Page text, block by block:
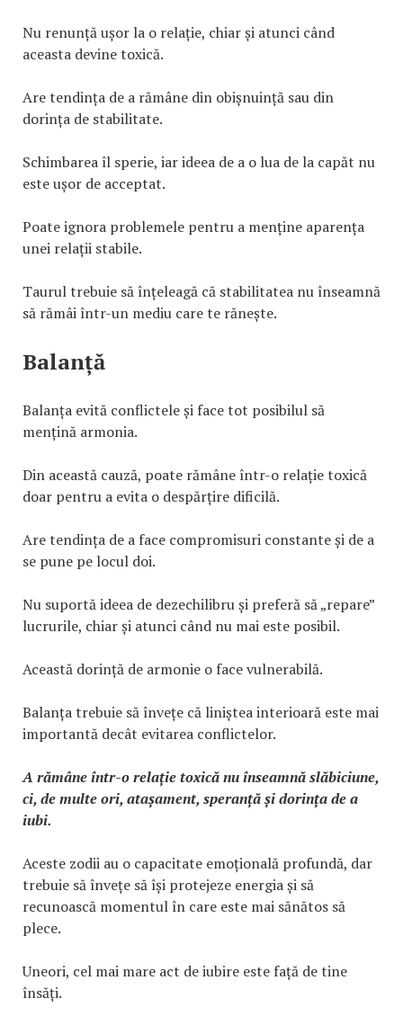
Nu renunță ușor la o relație, chiar și atunci când
aceasta devine toxică.
Are tendința de a rămâne din obișnuință sau din
dorința de stabilitate.
Schimbarea îl sperie, iar ideea de a o lua de la capăt nu
este ușor de acceptat.
Poate ignora problemele pentru a menține aparența
unei relații stabile.
Taurul trebuie să înțeleagă că stabilitatea nu înseamnă
să rămâi într-un mediu care te rănește.
Balanță
Balanța evită conflictele și face tot posibilul să
mențină armonia.
Din această cauză, poate rămâne într-o relație toxică
doar pentru a evita o despărțire dificilă.
Are tendința de a face compromisuri constante și de a
se pune pe locul doi.
Nu suportă ideea de dezechilibru și preferă să „repare”
lucrurile, chiar și atunci când nu mai este posibil.
Această dorință de armonie o face vulnerabilă.
Balanța trebuie să învețe că liniștea interioară este mai
importantă decât evitarea conflictelor.
A rămâne într-o relație toxică nu înseamnă slăbiciune,
ci, de multe ori, atașament, speranță și dorința de a
iubi.
Aceste zodii au o capacitate emoțională profundă, dar
trebuie să învețe să își protejeze energia și să
recunoască momentul în care este mai sănătos să
plece.
Uneori, cel mai mare act de iubire este față de tine
însăți.